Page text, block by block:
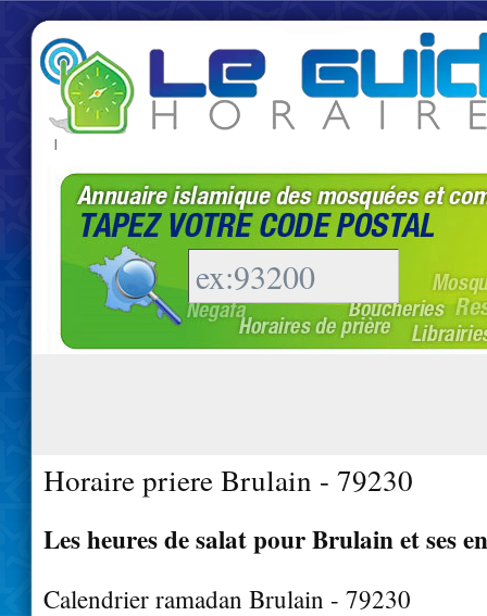
|
Horaire priere Brulain - 79230
Les heures de salat pour Brulain et ses
Calendrier ramadan Brulain - 79230